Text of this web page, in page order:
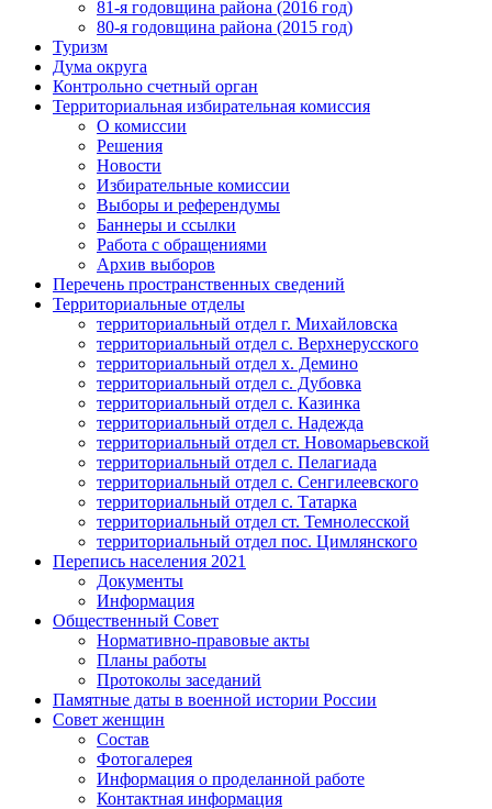
81-я годовщина района (2016 год)
80-я годовщина района (2015 год)
Туризм
Дума округа
Контрольно счетный орган
Территориальная избирательная комиссия
О комиссии
Решения
Новости
Избирательные комиссии
Выборы и референдумы
Баннеры и ссылки
Работа с обращениями
Архив выборов
Перечень пространственных сведений
Территориальные отделы
территориальный отдел г. Михайловска
территориальный отдел с. Верхнерусского
территориальный отдел х. Демино
территориальный отдел с. Дубовка
территориальный отдел с. Казинка
территориальный отдел с. Надежда
территориальный отдел ст. Новомарьевской
территориальный отдел с. Пелагиада
территориальный отдел с. Сенгилеевского
территориальный отдел с. Татарка
территориальный отдел ст. Темнолесской
территориальный отдел пос. Цимлянского
Перепись населения 2021
Документы
Информация
Общественный Совет
Нормативно-правовые акты
Планы работы
Протоколы заседаний
Памятные даты в военной истории России
Совет женщин
Состав
Фотогалерея
Информация о проделанной работе
Контактная информация